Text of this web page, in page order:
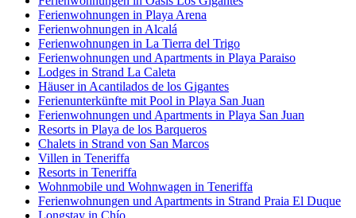
Ferienwohnungen in Playa Arena
Ferienwohnungen in Alcalá
Ferienwohnungen in La Tierra del Trigo
Ferienwohnungen und Apartments in Playa Paraiso
Lodges in Strand La Caleta
Häuser in Acantilados de los Gigantes
Ferienunterkünfte mit Pool in Playa San Juan
Ferienwohnungen und Apartments in Playa San Juan
Resorts in Playa de los Barqueros
Chalets in Strand von San Marcos
Villen in Teneriffa
Resorts in Teneriffa
Wohnmobile und Wohnwagen in Teneriffa
Ferienwohnungen und Apartments in Strand Praia El Duque